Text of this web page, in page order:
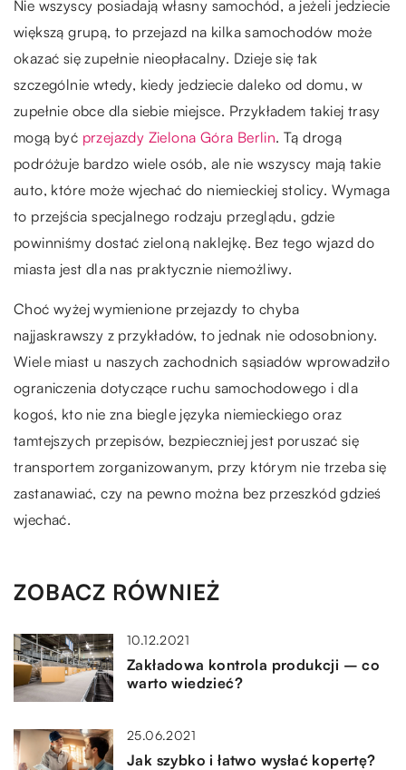
Nie wszyscy posiadają własny samochód, a jeżeli jedziecie
większą grupą, to przejazd na kilka samochodów może
okazać się zupełnie nieopłacalny. Dzieje się tak
szczególnie wtedy, kiedy jedziecie daleko od domu, w
zupełnie obce dla siebie miejsce. Przykładem takiej trasy
mogą być przejazdy Zielona Góra Berlin. Tą drogą
podróżuje bardzo wiele osób, ale nie wszyscy mają takie
auto, które może wjechać do niemieckiej stolicy. Wymaga
to przejścia specjalnego rodzaju przeglądu, gdzie
powinniśmy dostać zieloną naklejkę. Bez tego wjazd do
miasta jest dla nas praktycznie niemożliwy.
Choć wyżej wymienione przejazdy to chyba
najjaskrawszy z przykładów, to jednak nie odosobniony.
Wiele miast u naszych zachodnich sąsiadów wprowadziło
ograniczenia dotyczące ruchu samochodowego i dla
kogoś, kto nie zna biegle języka niemieckiego oraz
tamtejszych przepisów, bezpieczniej jest poruszać się
transportem zorganizowanym, przy którym nie trzeba się
zastanawiać, czy na pewno można bez przeszkód gdzieś
wjechać.
ZOBACZ RÓWNIEŻ
10.12.2021
Zakładowa kontrola produkcji – co
warto wiedzieć?
25.06.2021
Jak szybko i łatwo wysłać kopertę?